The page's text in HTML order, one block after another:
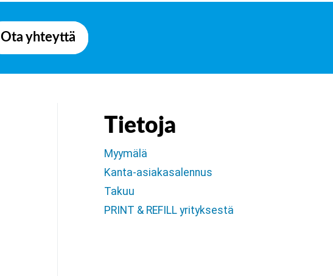
Ota yhteyttä
Tietoja
Myymälä
Kanta-asiakasalennus
Takuu
PRINT & REFILL yrityksestä